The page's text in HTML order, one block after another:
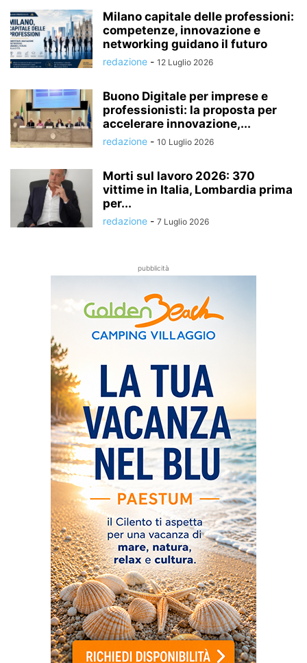
Milano capitale delle professioni:
competenze, innovazione e
networking guidano il futuro
redazione - 12 Luglio 2026
Buono Digitale per imprese e
professionisti: la proposta per
accelerare innovazione,...
redazione - 10 Luglio 2026
Morti sul lavoro 2026: 370
vittime in Italia, Lombardia prima
per...
redazione - 7 Luglio 2026
pubblicità